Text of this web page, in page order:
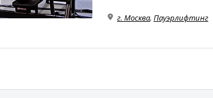
г. Москва, Пауэрлифтинг